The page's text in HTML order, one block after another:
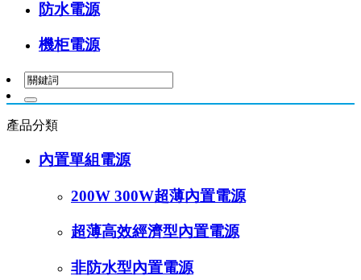
防水電源
機柜電源
產品分類
內置單組電源
200W 300W超薄內置電源
超薄高效經濟型內置電源
非防水型內置電源